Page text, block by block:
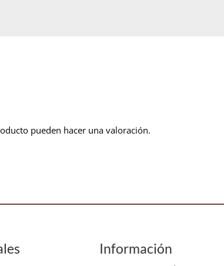
pueden hacer una valoración.
Información